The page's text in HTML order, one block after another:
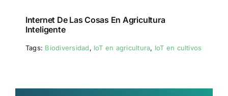
Internet De Las Cosas En Agricultura
Inteligente
Tags: Biodiversidad, IoT en agricultura, IoT en cultivos